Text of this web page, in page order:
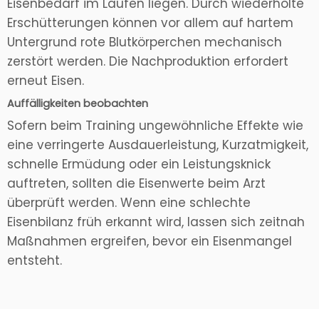
Eisenbedarf im Laufen liegen. Durch wiederholte
Erschütterungen können vor allem auf hartem
Untergrund rote Blutkörperchen mechanisch
zerstört werden. Die Nachproduktion erfordert
erneut Eisen.
Auffälligkeiten beobachten
Sofern beim Training ungewöhnliche Effekte wie
eine verringerte Ausdauerleistung, Kurzatmigkeit,
schnelle Ermüdung oder ein Leistungsknick
auftreten, sollten die Eisenwerte beim Arzt
überprüft werden. Wenn eine schlechte
Eisenbilanz früh erkannt wird, lassen sich zeitnah
Maßnahmen ergreifen, bevor ein Eisenmangel
entsteht.